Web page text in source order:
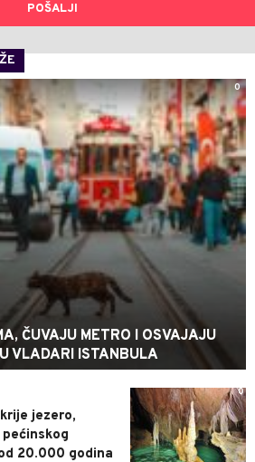
POŠALJI
0
ČUVAJU METRO I OSVAJAJU
VLADARI ISTANBULA
0
jezero,
20.000 godina